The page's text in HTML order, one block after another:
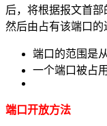
后，将根据报文首部
然后由占有该端口的
端口的范围是
一个端口被占
端口开放方法